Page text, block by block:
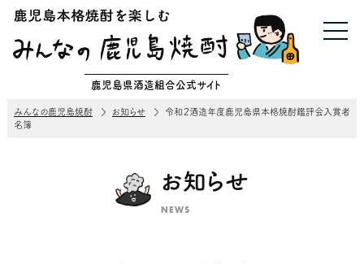
鹿児島県酒造組合公式サイト
みんなの鹿児島焼酎 お知らせ
令和２酒造年度鹿児島県本格焼酎鑑評会入賞者
名簿
お知らせ
NEWS